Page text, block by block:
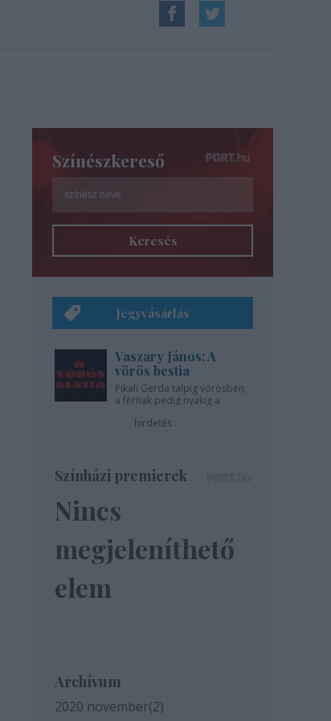
Színészkereső
Keresés
Jegyvásárlás
Vaszary János: A
vörös bestia
Pikali Gerda talpig vörösben,
a férfiak pedig nyakig a
hirdetés
Színházi premierek
Nincs
megjeleníthető
elem
Archívum
2020 november(2)